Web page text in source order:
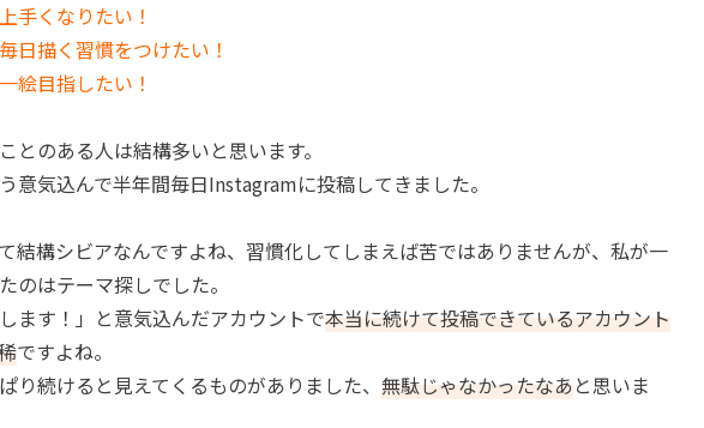
手くなりたい！
日描く習慣をつけたい！
絵目指したい！
とのある人は結構多いと思います。
意気込んで半年間毎日Instagramに投稿してきました。
結構シビアなんですよね、習慣化してしまえば苦ではありませんが、私が一
のはテーマ探しでした。
します！」と意気込んだアカウントで本当に続けて投稿できているアカウント
ですよね。
り続けると見えてくるものがありました、 無駄じゃなかったなあと思いま